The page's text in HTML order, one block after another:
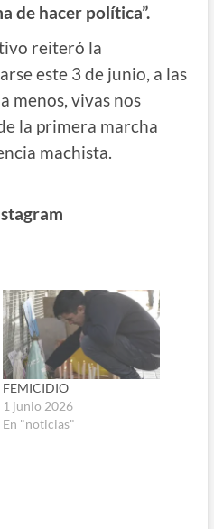
de hacer política”.
reiteró la
este 3 de junio, a las
menos, vivas nos
la primera marcha
machista.
FEMICIDIO
1 junio 2026
En "noticias"